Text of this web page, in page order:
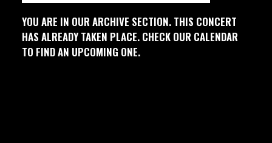
YOU ARE IN OUR ARCHIVE SECTION. THIS CONCERT
HAS ALREADY TAKEN PLACE. CHECK OUR CALENDAR
TO FIND AN UPCOMING ONE.